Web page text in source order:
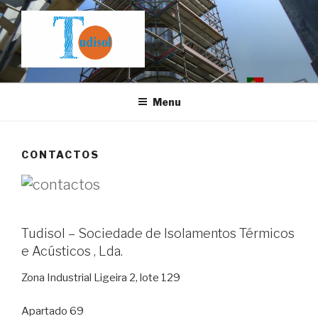
Saltar
para
o
conteúdo
Menu
CONTACTOS
Tudisol – Sociedade de Isolamentos Térmicos
e Acústicos , Lda.
Zona Industrial Ligeira 2, lote 129
Apartado 69